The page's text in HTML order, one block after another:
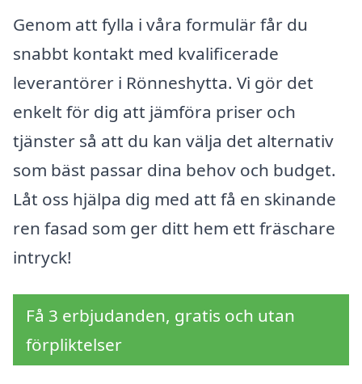
Genom att fylla i våra formulär får du
snabbt kontakt med kvalificerade
leverantörer i Rönneshytta. Vi gör det
enkelt för dig att jämföra priser och
tjänster så att du kan välja det alternativ
som bäst passar dina behov och budget.
Låt oss hjälpa dig med att få en skinande
ren fasad som ger ditt hem ett fräschare
intryck!
Få 3 erbjudanden, gratis och utan
förpliktelser